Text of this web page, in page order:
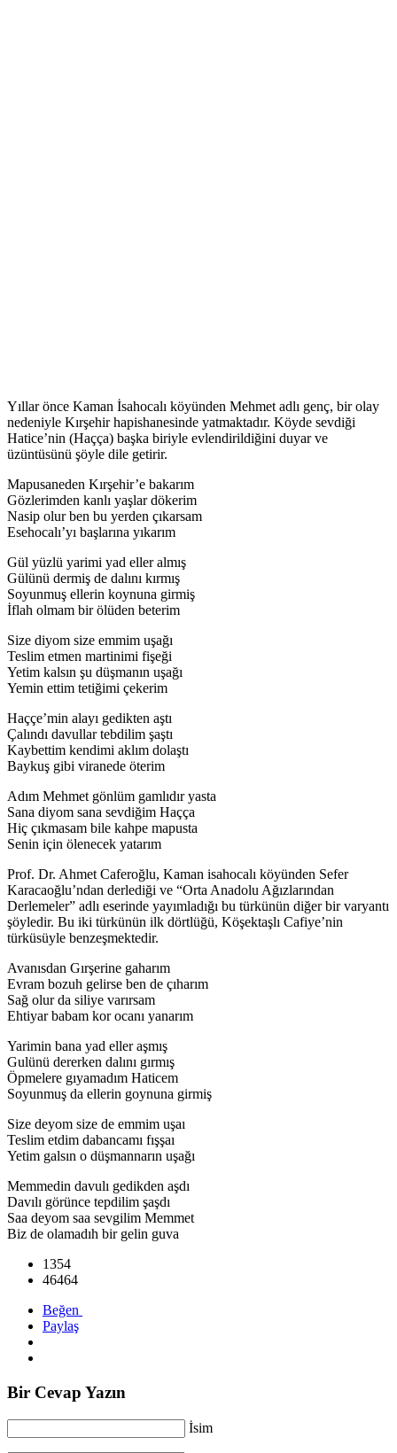
Yıllar önce Kaman İsahocalı köyünden Mehmet adlı genç, bir olay
nedeniyle Kırşehir hapishanesinde yatmaktadır. Köyde sevdiği
Hatice’nin (Haçça) başka biriyle evlendirildiğini duyar ve
üzüntüsünü şöyle dile getirir.
Mapusaneden Kırşehir’e bakarım
Gözlerimden kanlı yaşlar dökerim
Nasip olur ben bu yerden çıkarsam
Esehocalı’yı başlarına yıkarım
Gül yüzlü yarimi yad eller almış
Gülünü dermiş de dalını kırmış
Soyunmuş ellerin koynuna girmiş
İflah olmam bir ölüden beterim
Size diyom size emmim uşağı
Teslim etmen martinimi fişeği
Yetim kalsın şu düşmanın uşağı
Yemin ettim tetiğimi çekerim
Haççe’min alayı gedikten aştı
Çalındı davullar tebdilim şaştı
Kaybettim kendimi aklım dolaştı
Baykuş gibi viranede öterim
Adım Mehmet gönlüm gamlıdır yasta
Sana diyom sana sevdiğim Haçça
Hiç çıkmasam bile kahpe mapusta
Senin için ölenecek yatarım
Prof. Dr. Ahmet Caferoğlu, Kaman isahocalı köyünden Sefer
Karacaoğlu’ndan derlediği ve “Orta Anadolu Ağızlarından
Derlemeler” adlı eserinde yayımladığı bu türkünün diğer bir varyantı
şöyledir. Bu iki türkünün ilk dörtlüğü, Köşektaşlı Cafiye’nin
türküsüyle benzeşmektedir.
Avanısdan Gırşerine gaharım
Evram bozuh gelirse ben de çıharım
Sağ olur da siliye varırsam
Ehtiyar babam kor ocanı yanarım
Yarimin bana yad eller aşmış
Gulünü dererken dalını gırmış
Öpmelere gıyamadım Haticem
Soyunmuş da ellerin goynuna girmiş
Size deyom size de emmim uşaı
Teslim etdim dabancamı fışşaı
Yetim galsın o düşmannarın uşağı
Memmedin davulı gedikden aşdı
Davılı görünce tepdilim şaşdı
Saa deyom saa sevgilim Memmet
Biz de olamadıh bir gelin guva
1354
46464
Beğen
Paylaş
Bir Cevap Yazın
İsim